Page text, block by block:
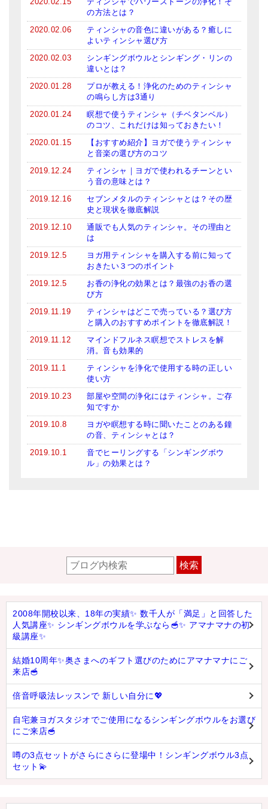
の方法とは？
2020.02.06
ティンシャの音色に違いがある？癒しに
よいティンシャ選び方
2020.02.03
シンギングボウルとシンギング・リンの
違いとは？
2020.01.28
プロが教える！浄化のためのティンシャ
の鳴らし方は3通り
2020.01.24
瞑想で使うティンシャ（チベタンベル）
のコツ、これだけは知っておきたい！
2020.01.15
【おすすめ紹介】ヨガで使うティンシャ
と音楽の選び方のコツ
2019.12.24
ティンシャ｜ヨガで使われるチーンとい
う音の意味とは？
2019.12.16
セブンメタルのティンシャとは？その歴
史と現状を徹底解説
2019.12.10
通販でも人気のティンシャ。その理由と
は
2019.12.5
ヨガ用ティンシャを購入する前に知って
おきたい３つのポイント
2019.12.5
お香の浄化の効果とは？最強のお香の選
び方
2019.11.19
ティンシャはどこで売っている？選び方
と購入のおすすめポイントを徹底解説！
2019.11.12
マインドフルネス瞑想でストレスを解
消。音も効果的
2019.11.1
ティンシャを浄化で使用する時の正しい
使い方
2019.10.23
部屋や空間の浄化にはティンシャ。ご存
知ですか
2019.10.8
ヨガや瞑想する時に聞いたことのある鐘
の音、ティンシャとは？
2019.10.1
音でヒーリングする「シンギングボウ
ル」の効果とは？
検索
2008年開校以来、18年の実績✨ 数千人が「満足」と回答した
人気講座✨ シンギングボウルを学ぶなら🥣✨ アマナマナの初
級講座✨
結婚10周年✨奥さまへのギフト選びのためにアマナマナにご
来店🥣
倍音呼吸法レッスンで 新しい自分に💖
自宅兼ヨガスタジオでご使用になるシンギングボウルをお選び
にご来店🥣
噂の3点セットがさらにさらに登場中！シンギングボウル3点
セット💫